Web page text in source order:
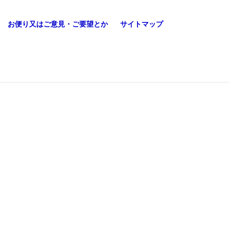
お便り又はご意見・ご要望とか サイトマップ